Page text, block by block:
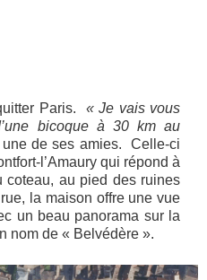
Paris. « Je vais vous
bicoque à 30 km au
une de ses amies. Celle-ci
l’Amaury qui répond à
au pied des ruines
la maison offre une vue
un beau panorama sur la
nom de « Belvédère ».